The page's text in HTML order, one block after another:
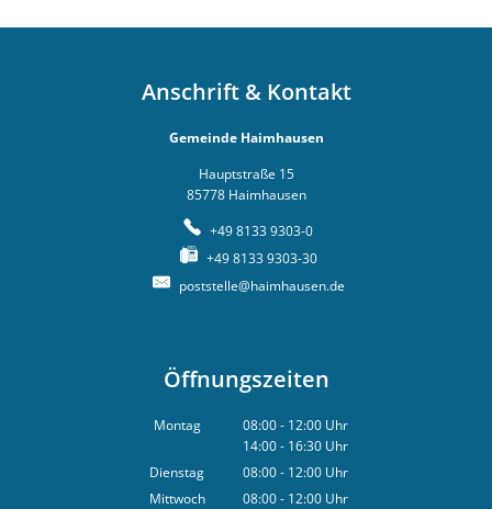
Anschrift & Kontakt
Gemeinde Haimhausen
Hauptstraße 15
85778 Haimhausen
+49 8133 9303-0
+49 8133 9303-30
poststelle@haimhausen.de
Öffnungszeiten
Montag 08:00- 12:00 Uhr
Von 08:00 bis 12:00 Uhr
14:00- 16:30 Uhr
Von 14:00 bis 16:30 Uhr
Dienstag 08:00- 12:00 Uhr
Von 08:00 bis 12:00 Uhr
Mittwoch 08:00- 12:00 Uhr